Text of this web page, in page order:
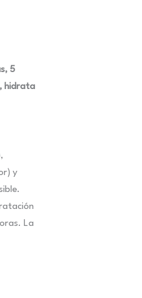
5
hidrata
y
La